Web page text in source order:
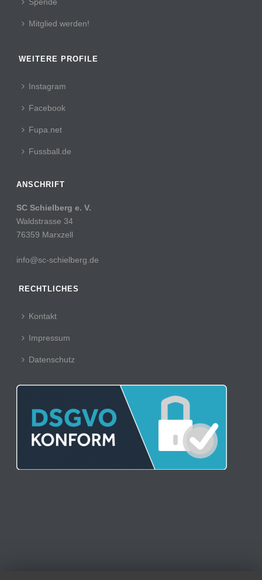
Mitglied werden!
WEITERE PROFILE
Instagram
Facebook
Fupa.net
Fussball.de
ANSCHRIFT
SC Schielberg e. V.
Waldstrasse 34
76359 Marxzell
info@sc-schielberg.de
RECHTLICHES
Kontakt
Impressum
Datenschutz